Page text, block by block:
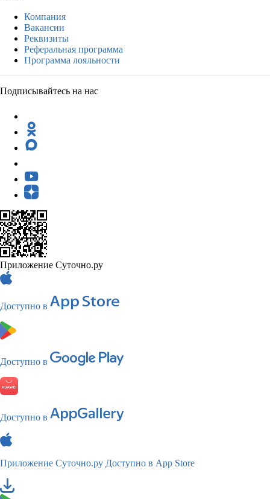
Компания
Вакансии
Реквизиты
Реферальная программа
Программа лояльности
Подписывайтесь на нас
Приложение Суточно.ру
Доступно в
Доступно в
Доступно в
Приложение Суточно.ру Доступно в App Store